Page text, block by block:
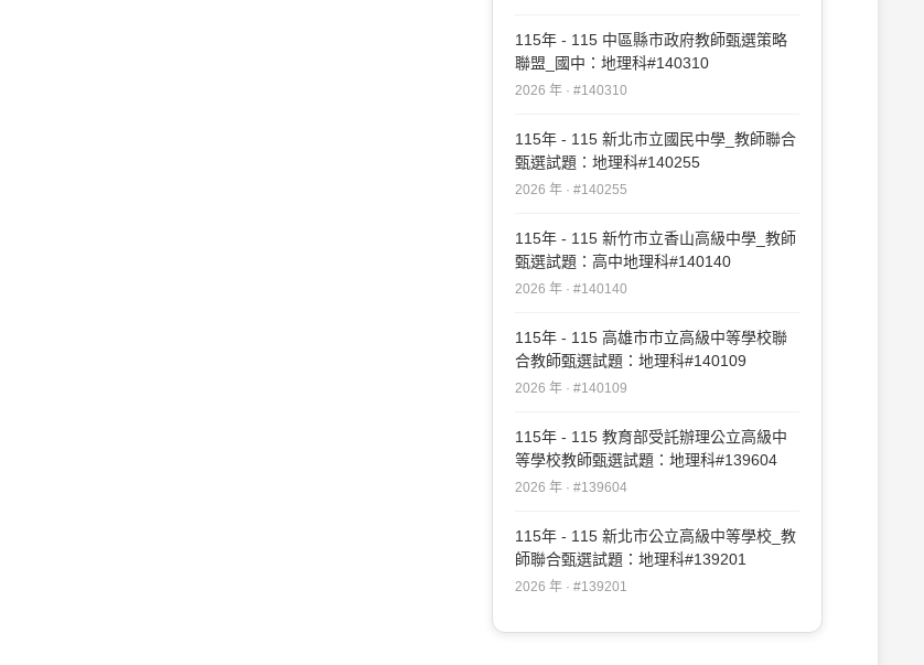
115年 - 115 中區縣市政府教師甄選策略
聯盟_國中：地理科#140310
2026 年 · #140310
115年 - 115 新北市立國民中學_教師聯合
甄選試題：地理科#140255
2026 年 · #140255
115年 - 115 新竹市立香山高級中學_教師
甄選試題：高中地理科#140140
2026 年 · #140140
115年 - 115 高雄市市立高級中等學校聯
合教師甄選試題：地理科#140109
2026 年 · #140109
115年 - 115 教育部受託辦理公立高級中
等學校教師甄選試題：地理科#139604
2026 年 · #139604
115年 - 115 新北市公立高級中等學校_教
師聯合甄選試題：地理科#139201
2026 年 · #139201